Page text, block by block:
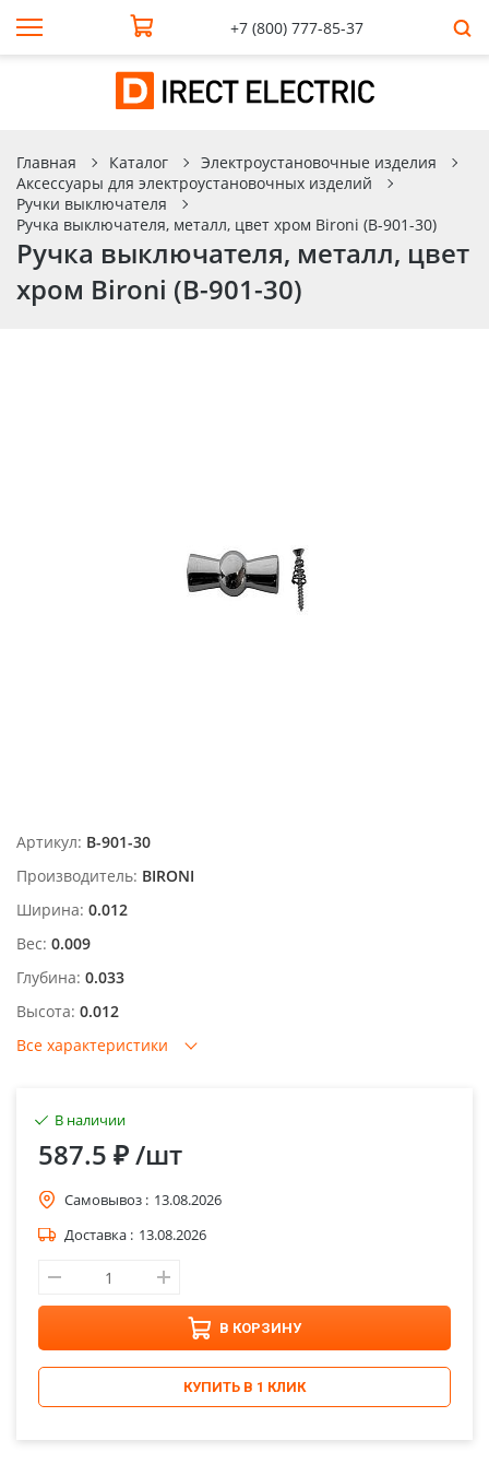
+7 (800) 777-85-37
Главная Каталог
Электроустановочные изделия
Аксессуары для электроустановочных изделий
Ручки выключателя
Ручка выключателя, металл, цвет хром Bironi (B-901-30)
Ручка выключателя, металл, цвет
хром Bironi (B-901-30)
Артикул: B-901-30
Производитель: BIRONI
Ширина: 0.012
Вес: 0.009
Глубина: 0.033
Высота: 0.012
Все характеристики
В наличии
587.5 ₽/шт
Самовывоз : 13.08.2026
Доставка : 13.08.2026
В КОРЗИНУ
КУПИТЬ В 1 КЛИК